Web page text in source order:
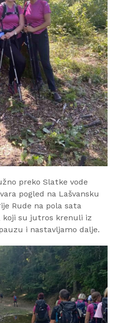
preko Slatke vode
pogled na Lašvansku
Rude na pola sata
koji su jutros krenuli iz
i nastavljamo dalje.